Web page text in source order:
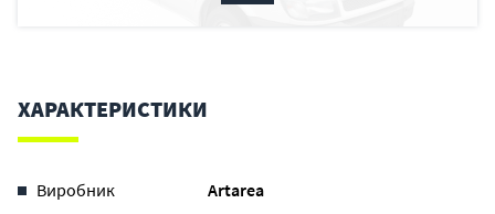
ХАРАКТЕРИСТИКИ
Виробник
Artarea